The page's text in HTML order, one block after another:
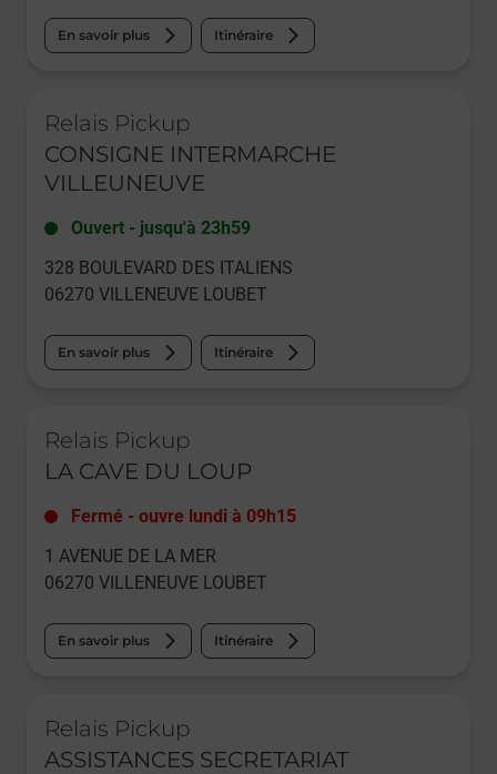
En savoir plus Itinéraire
Relais Pickup
CONSIGNE INTERMARCHE
VILLEUNEUVE
Ouvert - jusqu'à 23h59
328 BOULEVARD DES ITALIENS
06270 VILLENEUVE LOUBET
En savoir plus Itinéraire
Relais Pickup
LA CAVE DU LOUP
Fermé - ouvre lundi à 09h15
1 AVENUE DE LA MER
06270 VILLENEUVE LOUBET
En savoir plus Itinéraire
Relais Pickup
ASSISTANCES SECRETARIAT